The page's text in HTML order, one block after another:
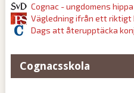
Cognac - ungdomens
Vägledning ifrån ett riktigt
Dags att återupptäcka
Cognacsskola